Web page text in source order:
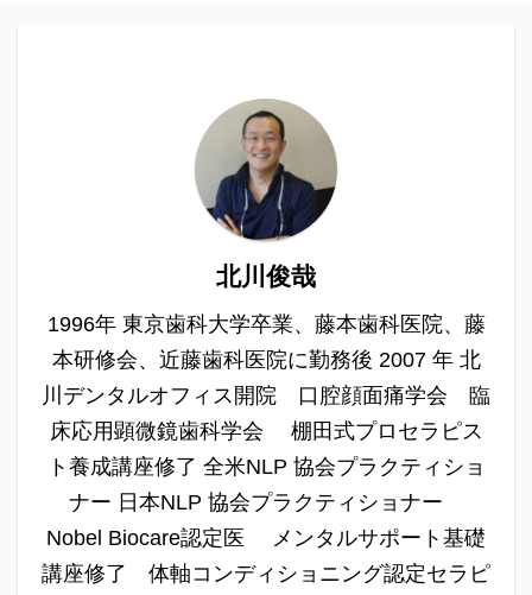
北川俊哉
1996年 東京歯科大学卒業、藤本歯科医院、藤
本研修会、近藤歯科医院に勤務後 2007 年 北
川デンタルオフィス開院 口腔顔面痛学会 臨
床応用顕微鏡歯科学会 棚田式プロセラピス
ト養成講座修了 全米NLP 協会プラクティショ
ナー 日本NLP 協会プラクティショナー
Nobel Biocare認定医 メンタルサポート基礎
講座修了 体軸コンディショニング認定セラピ